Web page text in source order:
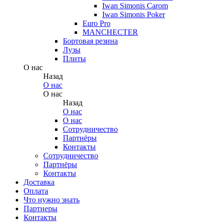
Iwan Simonis Carom
Iwan Simonis Poker
Euro Pro
MANCHECTER
Бортовая резина
Лузы
Плиты
О нас
Назад
О нас
О нас
Назад
О нас
О нас
Сотрудничество
Партнёры
Контакты
Сотрудничество
Партнёры
Контакты
Доставка
Оплата
Что нужно знать
Партнеры
Контакты